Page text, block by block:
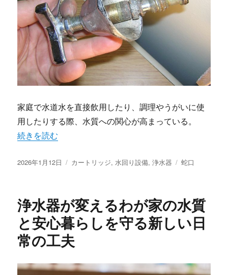
家庭で水道水を直接飲用したり、調理やうがいに使
用したりする際、水質への関心が高まっている。
“安心でおいしい毎日を支える家庭用浄水器の選び方と活
続きを読む
投
2026年1月12日
カ
ー
カートリッジ,水回り設備,浄水器
タ
蛇口
浄水器が変えるわが家の水質
と安心暮らしを守る新しい日
常の工夫